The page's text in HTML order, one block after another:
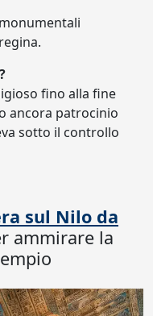
fino alla fine
ancora patrocinio
sotto il controllo
sul Nilo da
ammirare la